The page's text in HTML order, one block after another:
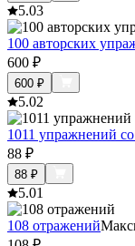
5.03
100 авторских
600 ₽
600 ₽
5.02
1011 упражнений со
88 ₽
88 ₽
5.01
108 отражений